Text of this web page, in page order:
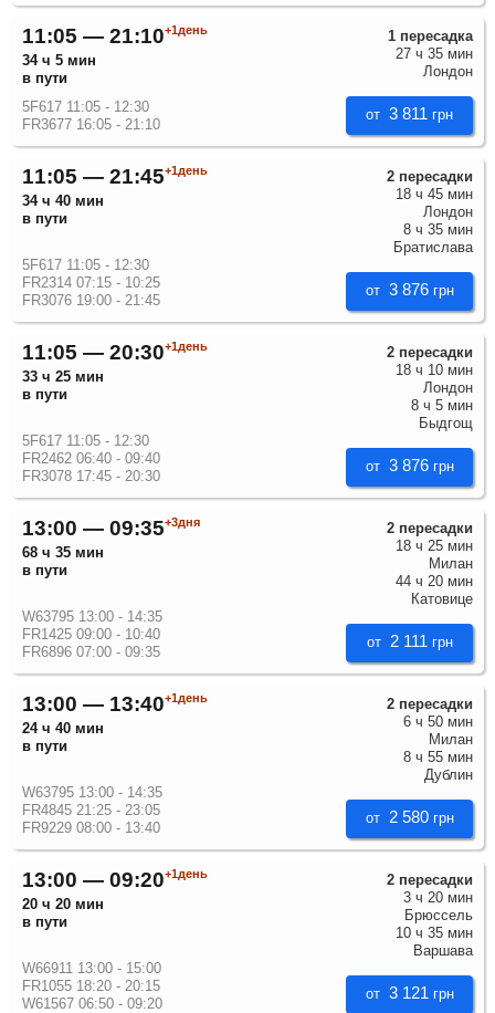
11:05 — 21:10+1день
34 ч 5 мин
в пути
от 3 811 грн
1 пересадка
27 ч 35 мин
Лондон
5F617 11:05 - 12:30
FR3677 16:05 - 21:10
11:05 — 21:45+1день
34 ч 40 мин
в пути
от 3 876 грн
2 пересадки
18 ч 45 мин
Лондон
8 ч 35 мин
Братислава
5F617 11:05 - 12:30
FR2314 07:15 - 10:25
FR3076 19:00 - 21:45
11:05 — 20:30+1день
33 ч 25 мин
в пути
от 3 876 грн
2 пересадки
18 ч 10 мин
Лондон
8 ч 5 мин
Быдгощ
5F617 11:05 - 12:30
FR2462 06:40 - 09:40
FR3078 17:45 - 20:30
13:00 — 09:35+3дня
68 ч 35 мин
в пути
от 2 111 грн
2 пересадки
18 ч 25 мин
Милан
44 ч 20 мин
Катовице
W63795 13:00 - 14:35
FR1425 09:00 - 10:40
FR6896 07:00 - 09:35
13:00 — 13:40+1день
24 ч 40 мин
в пути
от 2 580 грн
2 пересадки
6 ч 50 мин
Милан
8 ч 55 мин
Дублин
W63795 13:00 - 14:35
FR4845 21:25 - 23:05
FR9229 08:00 - 13:40
13:00 — 09:20+1день
20 ч 20 мин
в пути
от 3 121 грн
2 пересадки
3 ч 20 мин
Брюссель
10 ч 35 мин
Варшава
W66911 13:00 - 15:00
FR1055 18:20 - 20:15
W61567 06:50 - 09:20